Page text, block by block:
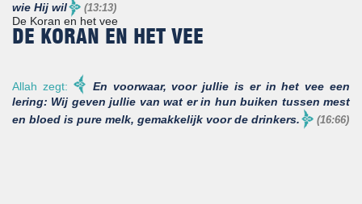
wie Hij wil
(13:13)
De Koran en het vee
DE KORAN EN HET VEE
Allah zegt:
En voorwaar, voor jullie is er in het vee een
lering: Wij geven jullie van wat er in hun buiken tussen mest
en bloed is pure melk, gemakkelijk voor de drinkers.
(16:66)